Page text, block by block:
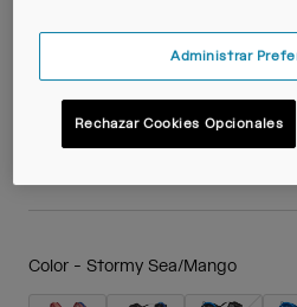
Mochila infantil Mini
depósito de 1,5 L
N.º de artículo
Color - Stormy Sea/Mango
Administrar
Rechazar Cookies Opcionales